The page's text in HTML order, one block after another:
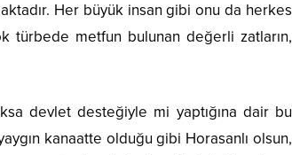
Her büyük insan gibi onu da herkes
türbede metfun bulunan değerli zatların,
devlet desteğiyle mi yaptığına dair bu
kanaatte olduğu gibi Horasanlı olsun,